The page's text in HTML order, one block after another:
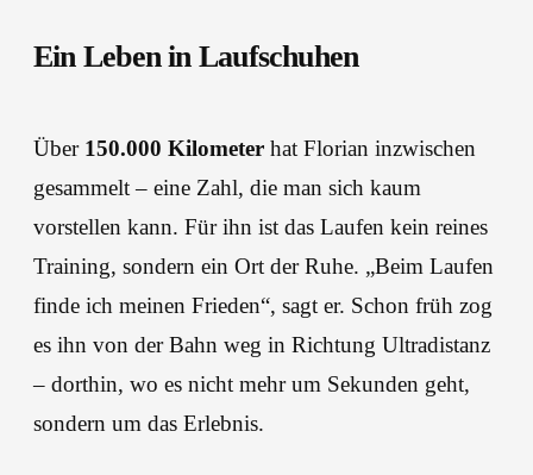
Ein Leben in Laufschuhen
Über 150.000 Kilometer hat Florian inzwischen
gesammelt – eine Zahl, die man sich kaum
vorstellen kann. Für ihn ist das Laufen kein reines
Training, sondern ein Ort der Ruhe. „Beim Laufen
finde ich meinen Frieden“, sagt er. Schon früh zog
es ihn von der Bahn weg in Richtung Ultradistanz
– dorthin, wo es nicht mehr um Sekunden geht,
sondern um das Erlebnis.